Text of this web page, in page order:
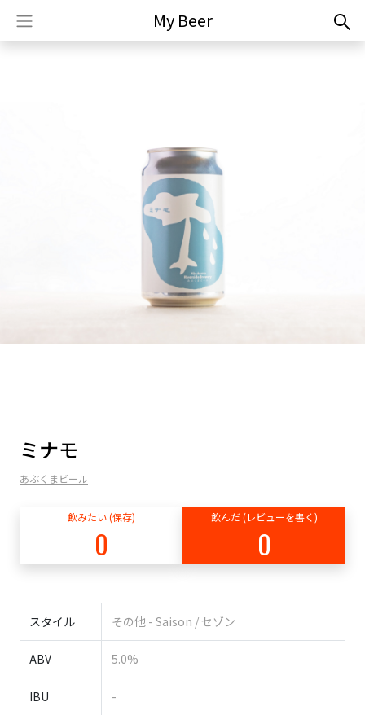
My Beer
ミナモ
あぶくまビール
飲みたい (保存)
0
飲んだ (レビューを書く)
0
スタイル その他 - Saison / セゾン
ABV 5.0%
IBU -